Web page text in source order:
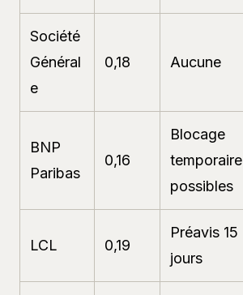
Société
Général
e
0,18 Aucune
BNP
Paribas
0,16
Blocage
temporaire
possibles
LCL 0,19
Préavis 15
jours